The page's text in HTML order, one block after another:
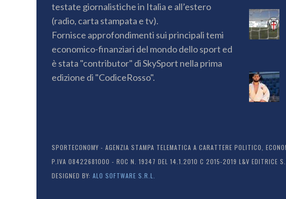
testate giornalistiche in Italia e all’estero
(radio, carta stampata e tv).
Fornisce approfondimenti sui principali temi
economico-finanziari del mondo dello sport ed
è stata "contributor" di SkySport nella prima
edizione di "CodiceRosso".
SPORTECONOMY - AGENZIA STAMPA TELEMATICA A CARATTERE POLITICO,
P.IVA 08422681000 - ROC N. 19347 DEL 14.1.2010 C 2015-2019 L&V EDITRICE
DESIGNED BY: ALO SOFTWARE S.R.L.